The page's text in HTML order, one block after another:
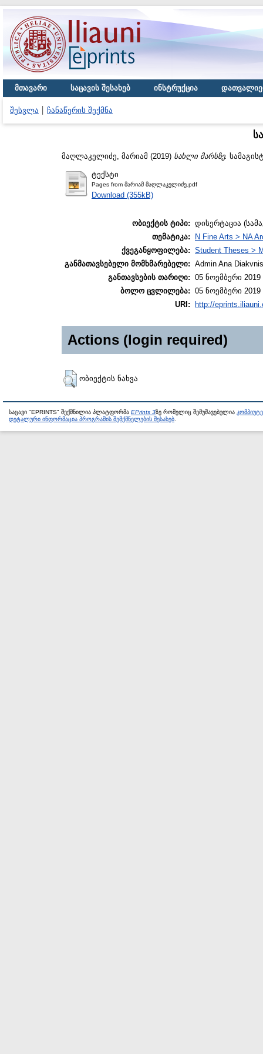
მთავარი საცავის შესახებ ინსტრუქცია
შესვლა ჩანაწერის შექმნა
მაღლაკელიძე, მარიამ (2019) სახლი მარსზე.
ტექსტი
Pages from მარიამ მაღლაკელიძე.pdf
Download (355kB)
ობიექტის ტიპი: დისერტაცია
თემატიკა:
N Fine Arts > NA
ქვეგანყოფილება: Student Theses >
განმათავსებელი მომხმარებელი: Admin Ana
განთავსების თარიღი: 05 ნოემბერი 2019
ბოლო ცვლილება: 05 ნოემბერი 2019
URI:
http://
Actions (login required)
ობიექტის ნახვა
საცავი "EPRINTS" შექმნილია პლატფორმა EPrints 3ზე რომელიც შემუშავებულია
დეტალური ინფორმაცია პროგრამის შემქმნელების შესახებ.